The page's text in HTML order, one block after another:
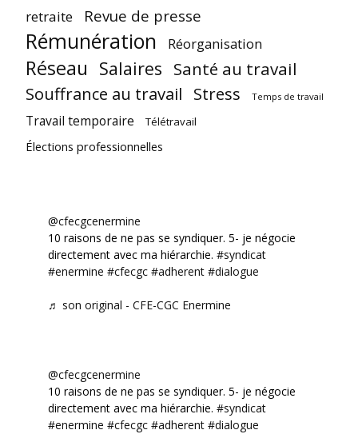
retraite Revue de presse
Rémunération Réorganisation
Réseau Salaires Santé au travail
Souffrance au travail Stress Temps de travail
Travail temporaire Télétravail
Élections professionnelles
@cfecgcenermine
10 raisons de ne pas se syndiquer. 5- je négocie
directement avec ma hiérarchie. #syndicat
#enermine #cfecgc #adherent #dialogue
♬ son original - CFE-CGC Enermine
@cfecgcenermine
10 raisons de ne pas se syndiquer. 5- je négocie
directement avec ma hiérarchie. #syndicat
#enermine #cfecgc #adherent #dialogue